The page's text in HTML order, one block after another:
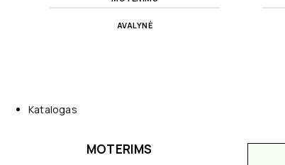
AVALYNĖ
Katalogas
MOTERIMS